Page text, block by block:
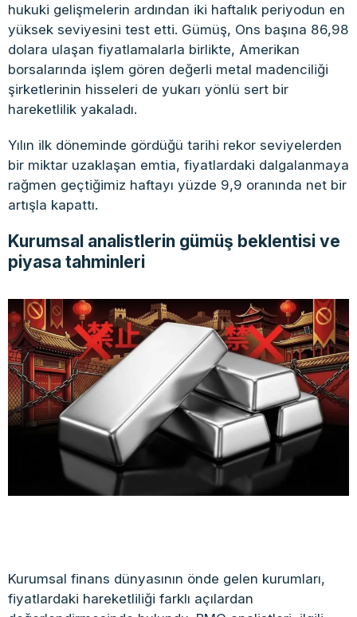
hukuki gelişmelerin ardından iki haftalık periyodun en
yüksek seviyesini test etti. Gümüş, Ons başına 86,98
dolara ulaşan fiyatlamalarla birlikte, Amerikan
borsalarında işlem gören değerli metal madenciliği
şirketlerinin hisseleri de yukarı yönlü sert bir
hareketlilik yakaladı.
Yılın ilk döneminde gördüğü tarihi rekor seviyelerden
bir miktar uzaklaşan emtia, fiyatlardaki dalgalanmaya
rağmen geçtiğimiz haftayı yüzde 9,9 oranında net bir
artışla kapattı.
Kurumsal analistlerin gümüş beklentisi ve
piyasa tahminleri
Kurumsal finans dünyasının önde gelen kurumları,
fiyatlardaki hareketliliği farklı açılardan